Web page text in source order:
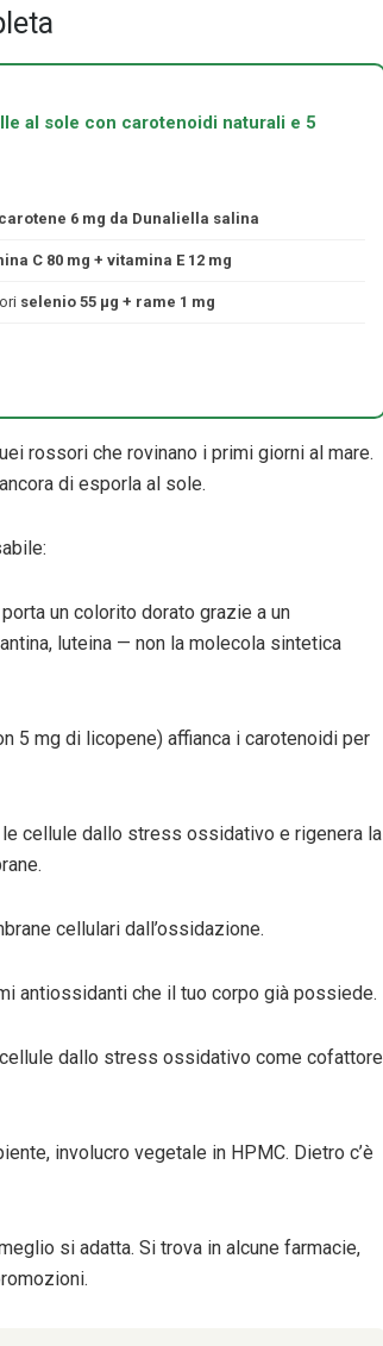
al sole con carotenoidi naturali e 5
6 mg da Dunaliella salina
C 80 mg + vitamina E 12 mg
selenio 55 μg + rame 1 mg
rossori che rovinano i primi giorni al mare.
di esporla al sole.
un colorito dorato grazie a un
luteina — non la molecola sintetica
5 mg di licopene) affianca i carotenoidi per
cellule dallo stress ossidativo e rigenera la
cellulari dall’ossidazione.
antiossidanti che il tuo corpo già possiede.
dallo stress ossidativo come cofattore
involucro vegetale in HPMC. Dietro c’è
si adatta. Si trova in alcune farmacie,